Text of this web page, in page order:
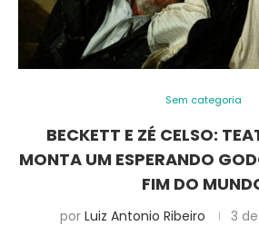
Sem categoria
BECKETT E ZÉ CELSO:
MONTA UM ESPERANDO
FIM DO
por Luiz Antonio Ribeiro 3